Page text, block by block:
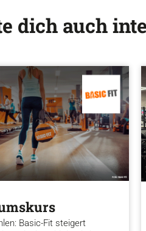
dich auch
Basic-Fit steigert